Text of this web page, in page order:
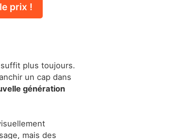
prix !
plus toujours.
un cap dans
génération
mais des